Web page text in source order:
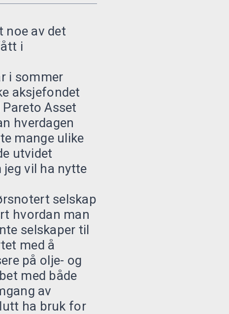
noe av det
i
i sommer
aksjefondet
Asset
hverdagen
mange ulike
utvidet
vil ha nytte
selskap
hvordan man
selskaper til
med å
på olje- og
med både
av
ha bruk for